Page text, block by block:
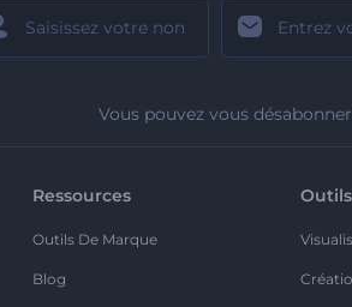
Vous pouvez vous
Ressources
Outils De Marque
Blog